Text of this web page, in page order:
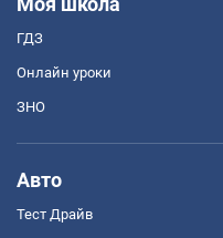
ГДЗ
Онлайн уроки
ЗНО
Авто
Тест Драйв